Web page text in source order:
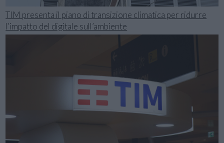
TIM presenta il piano di transizione climatica per ridurre
l’impatto del digitale sull’ambiente